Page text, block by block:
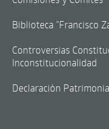
Biblioteca "Francisco
Controversias
Inconstitucionalidad
Declaración